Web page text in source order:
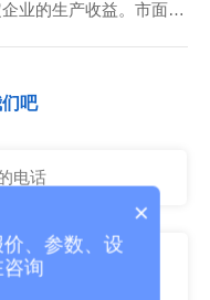
业的生产收益。市面上
，成为湖南、湖北、三
吧
×
、参数、设
询